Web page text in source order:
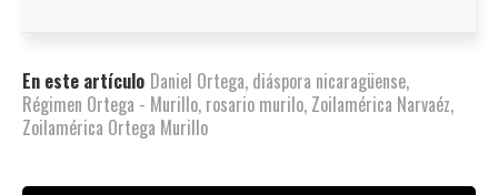
En este artículo Daniel Ortega, diáspora nicaragüense,
Régimen Ortega - Murillo, rosario murilo, Zoilamérica Narvaéz,
Zoilamérica Ortega Murillo